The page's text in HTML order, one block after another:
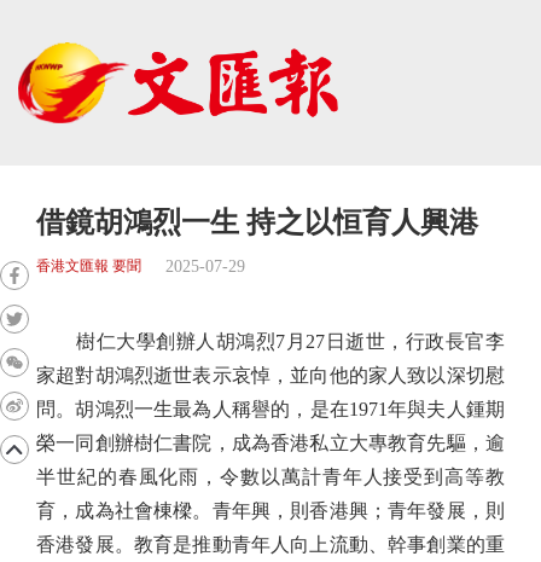
借鏡胡鴻烈一生 持之以恒育人興港
香港文匯報 要聞 2025-07-29
樹仁大學創辦人胡鴻烈7月27日逝世，行政長官李
家超對胡鴻烈逝世表示哀悼，並向他的家人致以深切慰
問。胡鴻烈一生最為人稱譽的，是在1971年與夫人鍾期
榮一同創辦樹仁書院，成為香港私立大專教育先驅，逾
半世紀的春風化雨，令數以萬計青年人接受到高等教
育，成為社會棟樑。青年興，則香港興；青年發展，則
香港發展。教育是推動青年人向上流動、幹事創業的重